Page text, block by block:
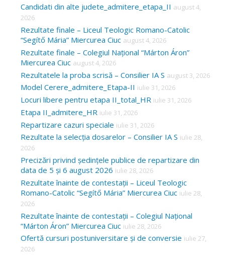
Candidati din alte judete_admitere_etapa_II august 4,
2026
Rezultate finale – Liceul Teologic Romano-Catolic
“Segítő Mária” Miercurea Ciuc august 4, 2026
Rezultate finale – Colegiul Național “Márton Áron”
Miercurea Ciuc august 4, 2026
Rezultatele la proba scrisă – Consilier IA S august 3, 2026
Model Cerere_admitere_Etapa-II iulie 31, 2026
Locuri libere pentru etapa II_total_HR iulie 31, 2026
Etapa II_admitere_HR iulie 31, 2026
Repartizare cazuri speciale iulie 31, 2026
Rezultate la selecția dosarelor – Consilier IA S iulie 28,
2026
Precizări privind ședințele publice de repartizare din
data de 5 și 6 august 2026 iulie 28, 2026
Rezultate înainte de contestații – Liceul Teologic
Romano-Catolic “Segítő Mária” Miercurea Ciuc iulie 28,
2026
Rezultate înainte de contestații – Colegiul Național
“Márton Áron” Miercurea Ciuc iulie 28, 2026
Ofertă cursuri postuniversitare și de conversie iulie 27,
2026